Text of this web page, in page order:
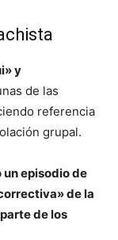
y
de las
referencia
grupal.
episodio de
de la
de los